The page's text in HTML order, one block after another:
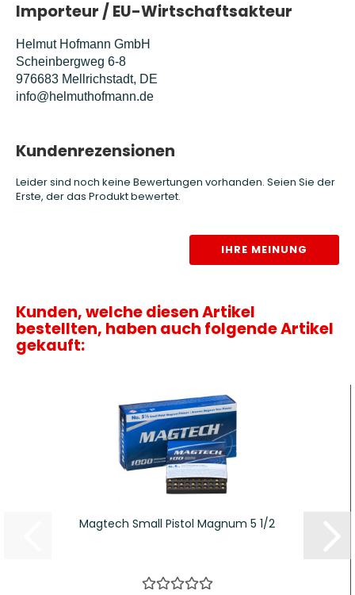
Importeur / EU-Wirtschaftsakteur
Helmut Hofmann GmbH
Scheinbergweg 6-8
976683 Mellrichstadt, DE
info@helmuthofmann.de
Kundenrezensionen
Leider sind noch keine Bewertungen vorhanden. Seien Sie der
Erste, der das Produkt bewertet.
IHRE MEINUNG
Kunden, welche diesen Artikel
bestellten, haben auch folgende Artikel
gekauft:
Magtech Small Pistol Magnum 5 1/2